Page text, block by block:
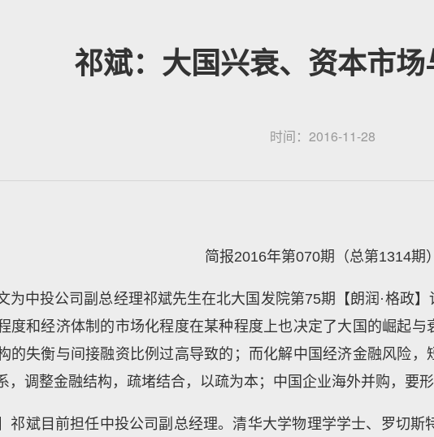
祁斌：大国兴衰、资本市
时间：2016-11-28
简报2016年第070期（总第1314期）
为中投公司副总经理祁斌先生在北大国发院第75期【朗润·格政
度和经济体制的市场化程度在某种程度上也决定了大国的崛起
的失衡与间接融资比例过高导致的；而化解中国经济金融风险
，调整金融结构，疏堵结合，以疏为本；中国企业海外并购，要形
祁斌目前担任中投公司副总经理。清华大学物理学学士、罗切